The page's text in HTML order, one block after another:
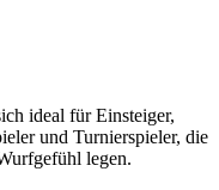
ideal für Einsteiger,
und Turnierspieler, die
legen.